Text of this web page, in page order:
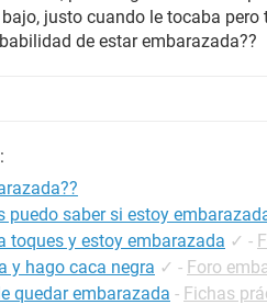
justo cuando le tocaba
de estar embarazada??
puedo saber si estoy
toques y estoy embarazada ✓ -
y hago caca negra ✓ - Foro
quedar embarazada - Fichas